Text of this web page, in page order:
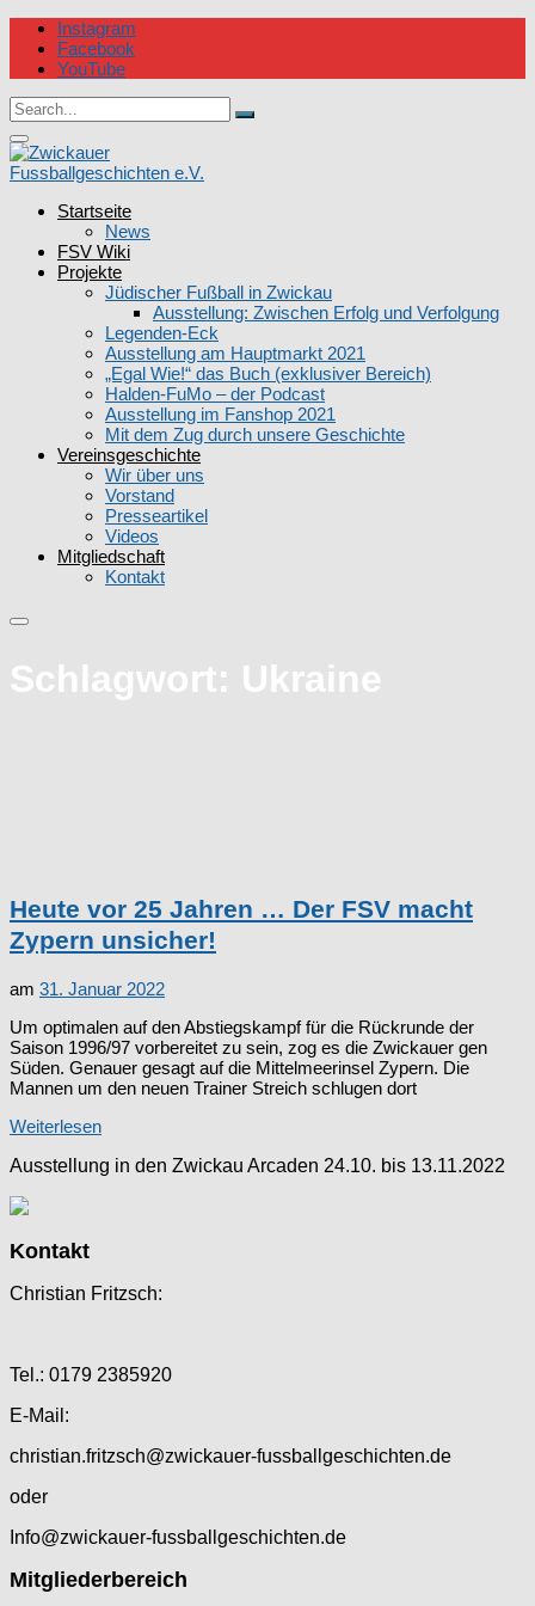
Skip
content
Instagram
Facebook
YouTube
Circular
focus
Search
for:
Search
focus
Zwickauer Fussballgeschichten e.V.
Startseite
News
FSV Wiki
Projekte
Jüdischer Fußball in Zwickau
Ausstellung: Zwischen Erfolg und Verfolgung
Legenden-Eck
Ausstellung am Hauptmarkt 2021
„Egal Wie!“ das Buch (exklusiver Bereich)
Halden-FuMo – der Podcast
Ausstellung im Fanshop 2021
Mit dem Zug durch unsere Geschichte
Vereinsgeschichte
Wir über uns
Vorstand
Presseartikel
Videos
Mitgliedschaft
Kontakt
Schlagwort: Ukraine
Heute vor 25 Jahren … Der FSV macht
Zypern unsicher!
am 31. Januar 2022
Um optimalen auf den Abstiegskampf für die Rückrunde der
Saison 1996/97 vorbereitet zu sein, zog es die Zwickauer gen
Süden. Genauer gesagt auf die Mittelmeerinsel Zypern. Die
Mannen um den neuen Trainer Streich schlugen dort
Weiterlesen
Ausstellung in den Zwickau Arcaden 24.10. bis 13.11.2022
Kontakt
Christian Fritzsch:
Tel.: 0179 2385920
E-Mail:
christian.fritzsch@zwickauer-fussballgeschichten.de
oder
Info@zwickauer-fussballgeschichten.de
Mitgliederbereich